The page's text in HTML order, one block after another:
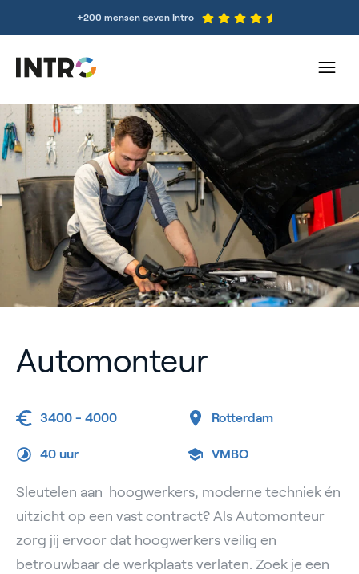
+200 mensen geven Intro
Automonteur
3400 - 4000 Rotterdam
40 uur VMBO
Sleutelen aan hoogwerkers, moderne techniek én
uitzicht op een vast contract? Als Automonteur
zorg jij ervoor dat hoogwerkers veilig en
betrouwbaar de werkplaats verlaten. Zoek je een